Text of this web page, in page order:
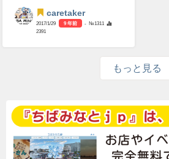
caretaker
2017/1/29 9 年前
- №1311
2391
もっと見る